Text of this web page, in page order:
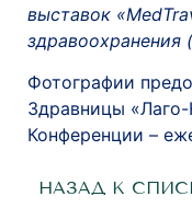
выставок
здравоохранения
Фотографии
Здравницы
Конференции –
НАЗАД К